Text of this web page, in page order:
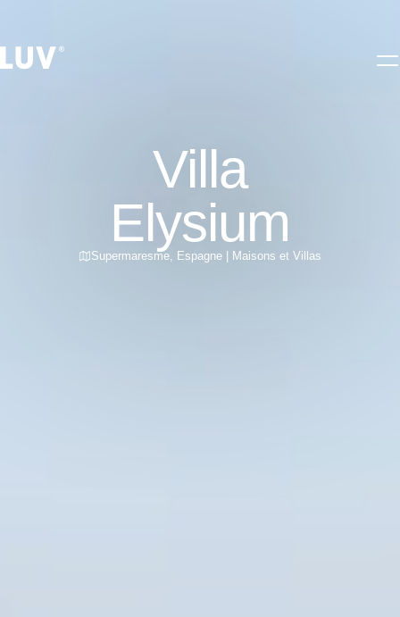
Villa
Elysium
Supermaresme, Espagne Maisons et Villas